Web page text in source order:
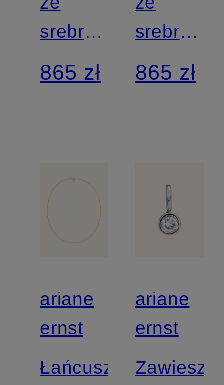
srebra
sterling
925
865 zł
srebra
sterling
925
865 zł
ariane
ernst
Łańcuszek
ariane
ernst